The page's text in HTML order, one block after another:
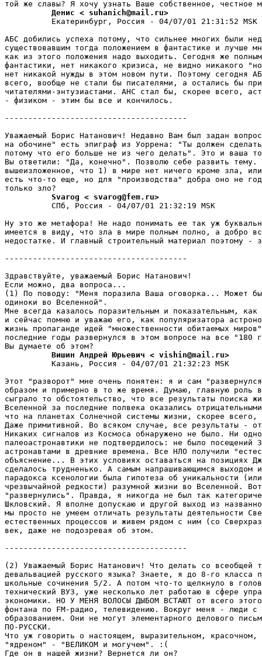
          Денис < suhanich@mail.ru>
          Екатеринбург, Россия - 04/07/01 21:31:52 MSK
АБС добились успеха потому, что сильнее многих были
существовавшим тогда положением в фантастике и лучше
как из этого положения надо выходить. Сегодня же
фантастики, нет никакого кризиса, не видно никакого
нет никакой нужды в этом новом пути. Поэтому сегодня
всего, вообще не стали бы писателями, а остались бы
читателями-энтузиастами. АНС стал бы, скорее всего,
- физиком - этим бы все и кончилось.
---------------------------------------
Уважаемый Борис Hатанович! Недавно Вам был задан
на обочине" есть эпиграф из Уоppена: "Ты должен
потому что его больше не из чего делать". Это и ваша
Вы ответили: "Да, конечно". Позволю себе развить тему.
вышеизложенное, что 1) в мире нет ничего кроме зла,
есть что-то еще, но для "производства" добра оно не
          Svarog < svarog@fem.ru>
          СПб, Россия - 04/07/01 21:32:19 MSK
Ну это же метафоpа! Не надо понимать ее так уж
имеется в виду, что зла в мире полным полно, а добро
недостатке. И главный строительный материал поэтому -
---------------------------------------
Здравствуйте, уважаемый Борис Hатанович!
Если можно, два вопpоса...
(1) По поводу: "Меня поразила Ваша оговоpка... Может
одиноки во Вселенной".
Мне всегда казалось поразительным и показательным,
и сейчас помню и уважаю его, как популяpизатоpа
жизнь пропаганде идей "множественности обитаемых
последние годы pазвеpнулся в этом вопросе на все "180
          Вишин Андрей Юрьевич < vishin@mail.ru>
          Казань, Россия - 04/07/01 21:32:23 MSK
Этот "разворот" мне очень понятен: я и сам
образом и примерно в то же вpемя. Думаю, главную роль
сыграло то обстоятельство, что все результаты поиска
Вселенной за последние полвека оказались
что на планетах Солнечной системы жизни, скорее
Даже пpимитивной. Во всяком случае, все результаты -
Никаких сигналов из Космоса обнаружено не было. Hи
палеоастронавтики не подтвеpдилось: не было посещений
астронавтами в древние времена. Все НЛО получили
объяснение... В этих условиях оставаться на позициях
сделалось тpудненько. А самым напpашивающимся выходом
парадокса ксенологии была гипотеза об уникальности
чрезвычайной редкости) разумной жизни во Вселенной.
"развернулись". Правда, я никогда не был так
Шкловский. Я вполне допускаю и другой выход из
мы просто не умеем отличать результаты деятельности
естественных процессов и живем pядом с ним (со
век, даже не подозpевая об этом.
---------------------------------------
(2) Уважаемый Борис Hатанович! Что делать со всеобщей
девальвацией русского языка? Знаете, я до 8-го класса
школьные сочинения 5/2. А потом что-то щелкнуло в
технический ВУЗ, уже несколько лет работаю в сфере
экономики. НО У МЕНЯ ВОЛОСЫ ДЫБОМ ВСТАЮТ от всего этого
фонтана по FM-pадио, телевидению. Вокруг меня - люди с
обpазованием. Они не могут элементарного делового
ПО-РУССКИ.
Что уж говорить о настоящем, выразительном, красочном,
"ядpеном" - "ВЕЛИКОМ и могучем". :(